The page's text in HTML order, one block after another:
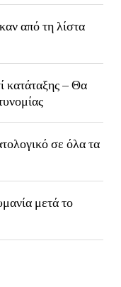
από τη λίστα
κατάταξης – Θα
σε όλα τα
μετά το